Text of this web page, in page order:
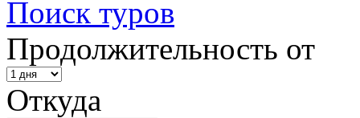
Поиск туров
Продолжительность от
Откуда